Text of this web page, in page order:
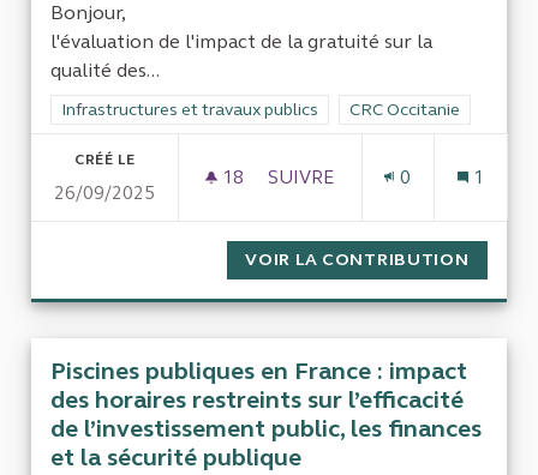
Bonjour,
l'évaluation de l'impact de la gratuité sur la
qualité des...
Filtrer les résultats de la catégorie : Infrastructures et
Infrastructures et travaux publics Filtrer les résultats pour
CRC Occitanie
CRÉÉ LE
26/09/2025
18 18 ABONNÉS
SUIVRE
0 1
VOIR LA CONTRIBUTION
Piscines publiques en France : impact
des horaires restreints sur l’efficacité
de l’investissement public, les finances
et la sécurité publique